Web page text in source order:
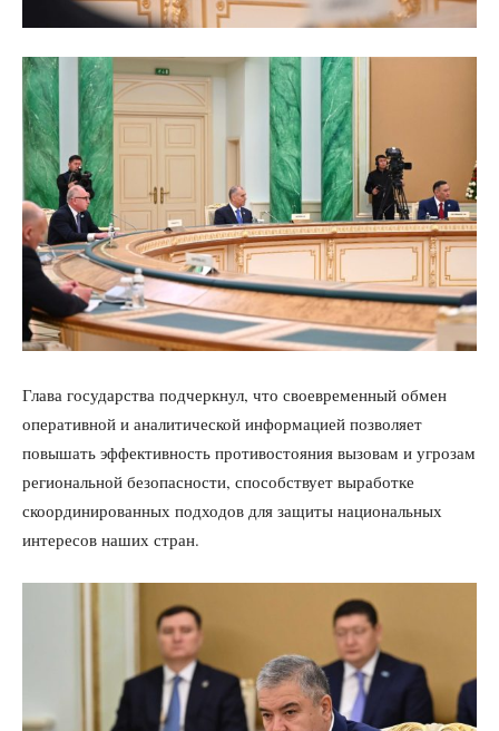
Глава государства подчеркнул, что своевременный обмен
оперативной и аналитической информацией позволяет
повышать эффективность противостояния вызовам и угрозам
региональной безопасности, способствует выработке
скоординированных подходов для защиты национальных
интересов наших стран.